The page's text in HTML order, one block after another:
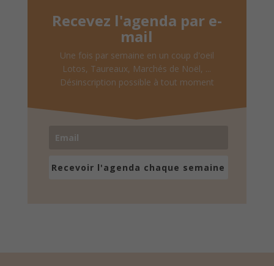
Recevez l'agenda par e-
mail
Une fois par semaine en un coup d'oeil
Lotos, Taureaux, Marchés de Noël, ...
Désinscription possible à tout moment
Recevoir l'agenda chaque semaine